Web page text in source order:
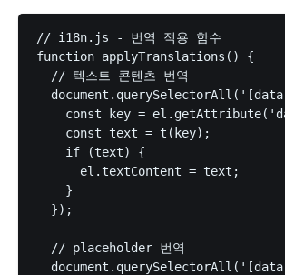
// i18n.js - 번역 적용 함수
function applyTranslations() {
  // 텍스트 콘텐츠 번역
const key =
    const text = t(key);
    if (text) {
      el.textContent = text;
    }
  });
  // placeholder 번역